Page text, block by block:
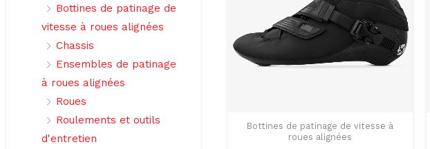
Bottines de patinage de
vitesse à roues alignées
Chassis
Ensembles de patinage
à roues alignées
Roues
Roulements et outils
d'entretien
Bottines de patinage de vitesse à
roues alignées
variations.
Les
options
peuvent
sur